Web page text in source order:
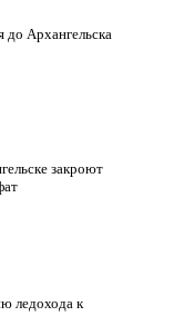
Архангельска
закроют
ледохода к